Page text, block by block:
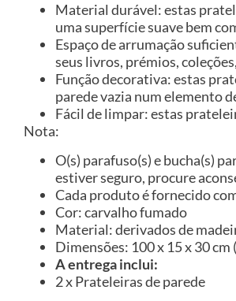
Material durável: estas
uma superfície suave bem
Espaço de arrumação
seus livros, prémios,
Função decorativa: estas
parede vazia num elemento
Fácil de limpar: estas
Nota:
O(s) parafuso(s) e bucha(s)
estiver seguro, procure
Cada produto é fornecido
Cor: carvalho fumado
Material: derivados de
Dimensões: 100 x 15 x 30 cm
A entrega inclui:
2 x Prateleiras de parede